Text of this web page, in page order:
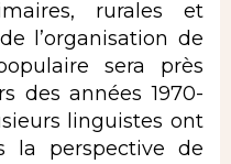
rurales et
l’organisation de
sera près
des années 1970-
linguistes ont
la perspective de